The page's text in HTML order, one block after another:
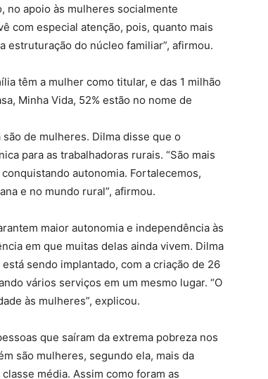
no apoio às mulheres socialmente
com especial atenção, pois, quanto mais
estruturação do núcleo familiar”, afirmou.
têm a mulher como titular, e das 1 milhão
Minha Vida, 52% estão no nome de
de mulheres. Dilma disse que o
para as trabalhadoras rurais. “São mais
autonomia. Fortalecemos,
e no mundo rural”, afirmou.
maior autonomia e independência às
em que muitas delas ainda vivem. Dilma
sendo implantado, com a criação de 26
vários serviços em um mesmo lugar. “O
às mulheres”, explicou.
que saíram da extrema pobreza nos
são mulheres, segundo ela, mais da
média. Assim como foram as